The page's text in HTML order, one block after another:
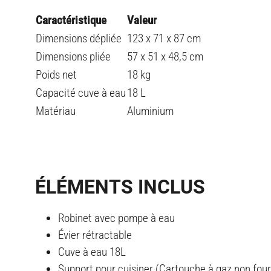
Caractéristique
Valeur
Dimensions dépliée 123 x 71 x 87 cm
Dimensions pliée
57 x 51 x 48,5 cm
Poids net
18 kg
Capacité cuve à eau18 L
Matériau
Aluminium
ÉLÉMENTS INCLUS
Robinet avec pompe à eau
Évier rétractable
Cuve à eau 18L